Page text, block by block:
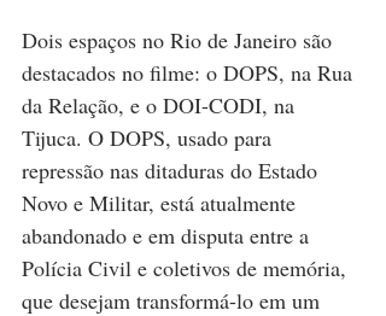
Dois espaços no Rio de Janeiro são
destacados no filme: o DOPS, na Rua
da Relação, e o DOI-CODI, na
Tijuca. O DOPS, usado para
repressão nas ditaduras do Estado
Novo e Militar, está atualmente
abandonado e em disputa entre a
Polícia Civil e coletivos de memória,
que desejam transformá-lo em um